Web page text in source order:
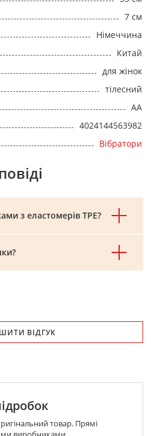
7 см
Німеччина
Китай
для жінок
тілесний
AA
4024144563982
Вібратори
з еластомерів TPE?
ВІДГУК
товар. Прямі